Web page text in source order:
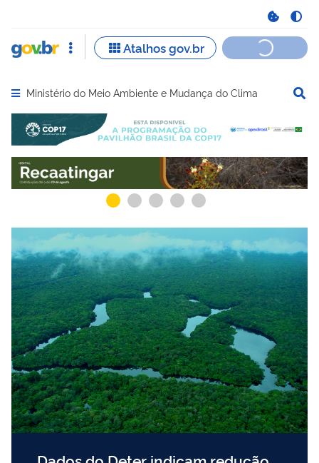
Abrir menu principal de navegação
Ministério do Meio Ambiente e Mudança do Clima
Serviços recomendados para você Serviços